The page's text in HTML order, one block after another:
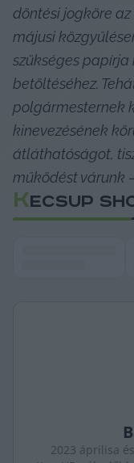
döntési jogköre
májusi
szükséges
betöltéséhez.
polgármesternek
kinevezésének
átláthatóságot,
működést várunk
KECSUP
2023 áprilisa